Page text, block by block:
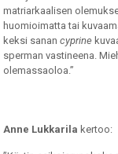
matriarkaalisen
huomioimatta tai
keksi sanancyprine
sperman vastineena.
olemassaoloa.”
Anne Lukkarila kertoo: